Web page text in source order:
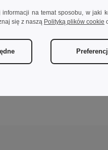
informacji na temat sposobu, w jaki
się z naszą Polityką plików cookie